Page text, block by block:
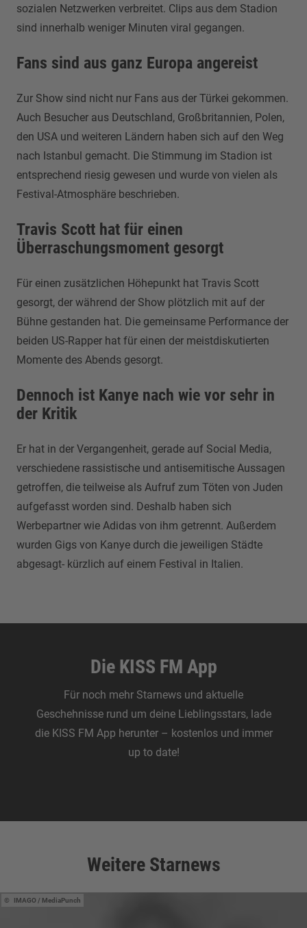
sozialen Netzwerken verbreitet. Clips aus dem Stadion
sind innerhalb weniger Minuten viral gegangen.
Fans sind aus ganz Europa angereist
Zur Show sind nicht nur Fans aus der Türkei gekommen.
Auch Besucher aus Deutschland, Großbritannien, Polen,
den USA und weiteren Ländern haben sich auf den Weg
nach Istanbul gemacht. Die Stimmung im Stadion ist
entsprechend riesig gewesen und wurde von vielen als
Festival-Atmosphäre beschrieben.
Travis Scott hat für einen
Überraschungsmoment gesorgt
Für einen zusätzlichen Höhepunkt hat Travis Scott
gesorgt, der während der Show plötzlich mit auf der
Bühne gestanden hat. Die gemeinsame Performance der
beiden US-Rapper hat für einen der meistdiskutierten
Momente des Abends gesorgt.
Dennoch ist Kanye nach wie vor sehr in
der Kritik
Er hat in der Vergangenheit, gerade auf Social Media,
verschiedene rassistische und antisemitische Aussagen
getroffen, die teilweise als Aufruf zum Töten von Juden
aufgefasst worden sind. Deshalb haben sich
Werbepartner wie Adidas von ihm getrennt. Außerdem
wurden Gigs von Kanye durch die jeweiligen Städte
abgesagt- kürzlich auf einem Festival in Italien.
Die KISS FM App
Für noch mehr Starnews und aktuelle
Geschehnisse rund um deine Lieblingsstars, lade
die KISS FM App herunter – kostenlos und immer
up to date!
Weitere Starnews
IMAGO / MediaPunch